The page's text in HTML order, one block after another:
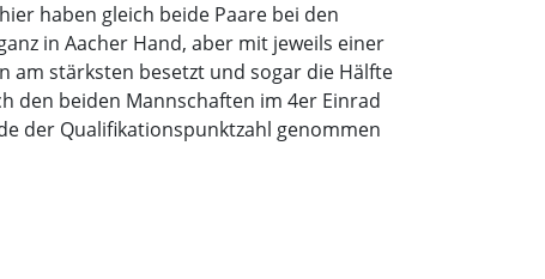
haben gleich beide Paare bei den
in Aacher Hand, aber mit jeweils einer
am stärksten besetzt und sogar die Hälfte
den beiden Mannschaften im 4er Einrad
der Qualifikationspunktzahl genommen